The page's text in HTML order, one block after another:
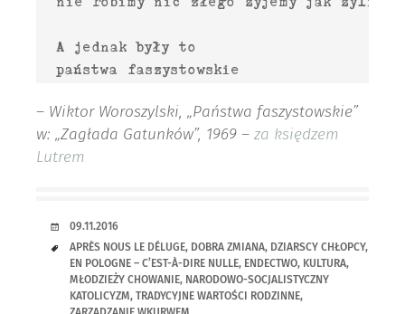
  A jednak były to
– Wiktor Woroszylski, „Państwa faszystowskie”
w: „Zagłada Gatunków”, 1969 – za księdzem
Lutrem
RANDKA
09.11.2016
TAGI
APRÈS NOUS LE DÉLUGE, DOBRA ZMIANA, DZIARSCY CHŁOPCY,
EN POLOGNE – C’EST-À-DIRE NULLE, ENDECTWO, KULTURA,
MŁODZIEŻY CHOWANIE, NARODOWO-SOCJALISTYCZNY
KATOLICYZM, TRADYCYJNE WARTOŚCI RODZINNE,